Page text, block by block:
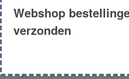
Carroserie :
Motor type :
Type :
Webshop
verzonden